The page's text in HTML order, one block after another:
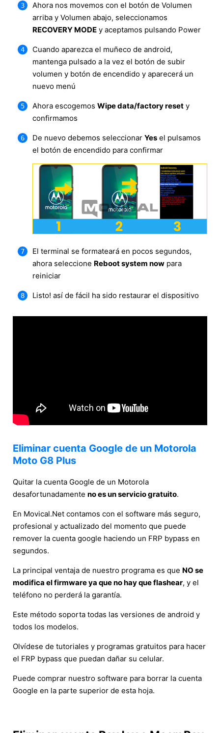
Ahora nos movemos con el botón de Volumen
arriba y Volumen abajo, seleccionamos
RECOVERY MODE y aceptamos pulsando Power
Cuando aparezca el muñeco de android,
mantenga pulsado a la vez el botón de subir
volumen y botón de encendido y aparecerá un
nuevo menú
Ahora escogemos Wipe data/factory reset y
confirmamos
De nuevo debemos seleccionar Yes el pulsamos
el botón de encendido para confirmar
El terminal se formateará en pocos segundos,
ahora seleccione Reboot system now para
reiniciar
Listo! así de fácil ha sido restaurar el dispositivo
Eliminar cuenta Google de un Motorola
Moto G8 Plus
Quitar la cuenta Google de un Motorola
desafortunadamente no es un servicio gratuito.
En Movical.Net contamos con el software más seguro,
profesional y actualizado del momento que puede
remover la cuenta google haciendo un FRP bypass en
segundos.
La principal ventaja de nuestro programa es que NO se
modifica el firmware ya que no hay que flashear, y el
teléfono no perderá la garantía.
Este método soporta todas las versiones de android y
todos los modelos.
Olvídese de tutoriales y programas gratuitos para hacer
el FRP bypass que puedan dañar su celular.
Puede comprar nuestro software para borrar la cuenta
Google en la parte superior de esta hoja.